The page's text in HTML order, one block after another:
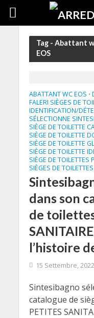
Tag - Abattant
EOS
ABATTANT WC EOS •
FALERI SIÈGES DE
IDENTIFICATION/
SÉLECTIONNE
SIÈGE DE TOILETTE
SIÈGE DE TOILETTE
SIÈGE DE TOILETTE
SIÈGE DE TOILETTE
SIÈGE DE TOILETTES
SIÈGES DE
dans son
de
l’histoire
15 Settembre, 2022
Sintesibagno
catalogue de
PETITES